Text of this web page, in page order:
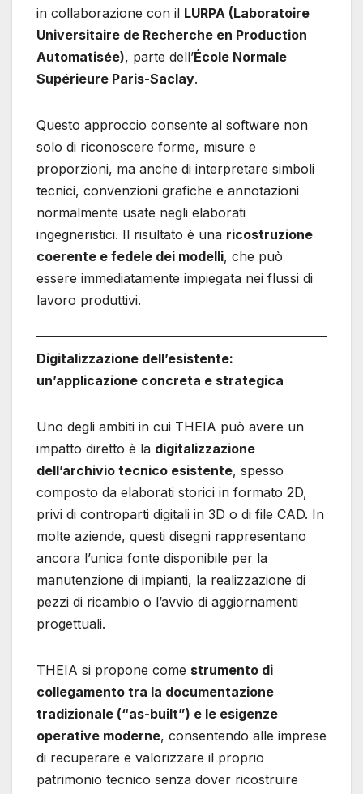
in collaborazione con il LURPA (Laboratoire
Universitaire de Recherche en Production
Automatisée), parte dell’École Normale
Supérieure Paris-Saclay.
Questo approccio consente al software non
solo di riconoscere forme, misure e
proporzioni, ma anche di interpretare simboli
tecnici, convenzioni grafiche e annotazioni
normalmente usate negli elaborati
ingegneristici. Il risultato è una ricostruzione
coerente e fedele dei modelli, che può
essere immediatamente impiegata nei flussi di
lavoro produttivi.
Digitalizzazione dell’esistente:
un’applicazione concreta e strategica
Uno degli ambiti in cui THEIA può avere un
impatto diretto è la digitalizzazione
dell’archivio tecnico esistente, spesso
composto da elaborati storici in formato 2D,
privi di controparti digitali in 3D o di file CAD. In
molte aziende, questi disegni rappresentano
ancora l’unica fonte disponibile per la
manutenzione di impianti, la realizzazione di
pezzi di ricambio o l’avvio di aggiornamenti
progettuali.
THEIA si propone come strumento di
collegamento tra la documentazione
tradizionale (“as-built”) e le esigenze
operative moderne, consentendo alle imprese
di recuperare e valorizzare il proprio
patrimonio tecnico senza dover ricostruire